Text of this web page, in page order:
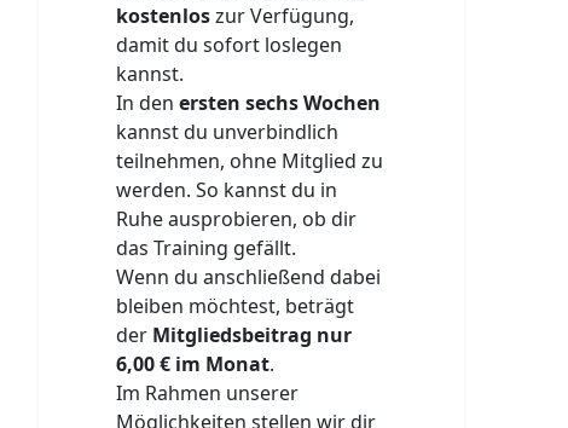
kostenloszur Verfügung,
damit du sofort loslegen
kannst.
In den ersten sechs Wochen
kannst du unverbindlich
teilnehmen, ohne Mitglied zu
werden. So kannst du in
Ruhe ausprobieren, ob dir
das Training gefällt.
Wenn du anschließend dabei
bleiben möchtest, beträgt
der Mitgliedsbeitrag nur
6,00 € im Monat.
Im Rahmen unserer
Möglichkeiten stellen wir dir